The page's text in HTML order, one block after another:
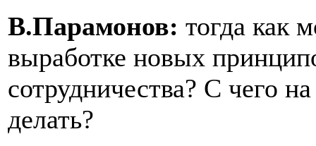
В.Парамонов: тогда как
выработке новых
сотрудничества? С чего
делать?